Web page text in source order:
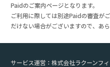
Paidのご案内ページとなります。
ご利用に際しては別途Paidの審査が
だけない場合がございますので、あ
サービス運営：株式会社ラクーンフ